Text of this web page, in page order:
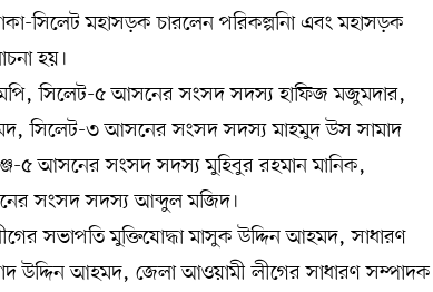
সিলেট মহাসড়ক চারলেন পরিকল্পনাি এবং মহাসড়ক
হয়।
এমপি, সিলেট-৫ আসনের সংসদ সদস্য হাফিজ মজুমদার,
সিলেট-৩ আসনের সংসদ সদস্য মাহমুদ উস সামাদ
৫ আসনের সংসদ সদস্য মুহিবুর রহমান মানিক,
সংসদ সদস্য আব্দুল মজিদ।
সভাপতি মুক্তিযোদ্ধা মাসুক উদ্দিন আহমদ, সাধারণ
উদ্দিন আহমদ, জেলা আওয়ামী লীগের সাধারণ সম্পাদক